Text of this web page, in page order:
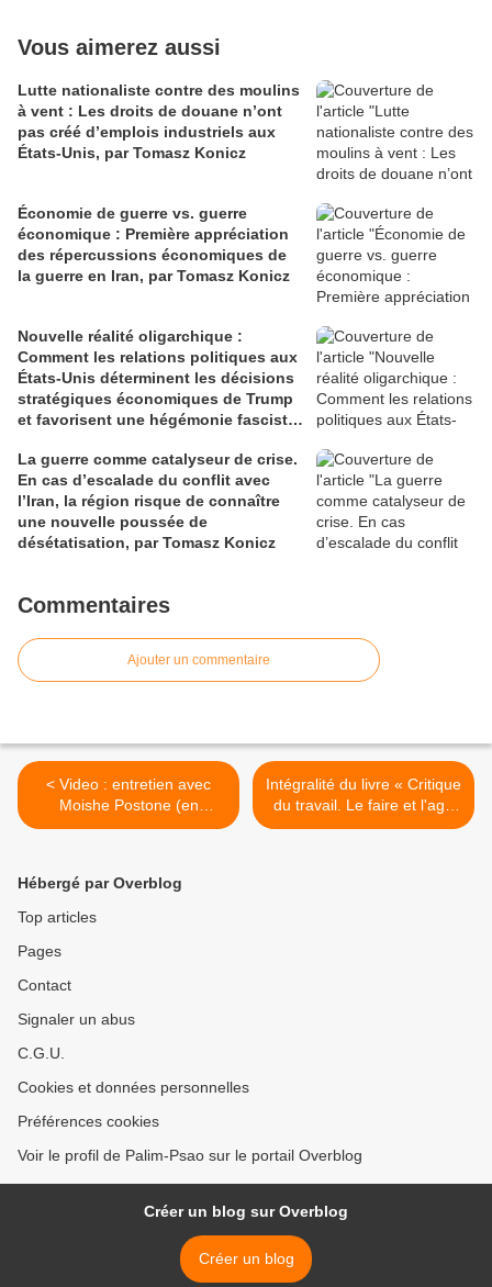
Vous aimerez aussi
Lutte nationaliste contre des moulins
à vent : Les droits de douane n’ont
pas créé d’emplois industriels aux
États-Unis, par Tomasz Konicz
Économie de guerre vs. guerre
économique : Première appréciation
des répercussions économiques de
la guerre en Iran, par Tomasz Konicz
Nouvelle réalité oligarchique :
Comment les relations politiques aux
États-Unis déterminent les décisions
stratégiques économiques de Trump
et favorisent une hégémonie fasciste,
La guerre comme catalyseur de crise.
En cas d’escalade du conflit avec
l’Iran, la région risque de connaître
une nouvelle poussée de
désétatisation, par Tomasz Konicz
Commentaires
Ajouter un commentaire
< Video : entretien avec
Moishe Postone (en
anglais)
Intégralité du livre « Critique
du travail. Le faire et l'agir
», de Jean-Marie Vincent. >
Hébergé par Overblog
Top articles
Pages
Contact
Signaler un abus
C.G.U.
Cookies et données personnelles
Préférences cookies
Voir le profil de Palim-Psao sur le portail Overblog
Créer un blog sur Overblog
Créer un blog